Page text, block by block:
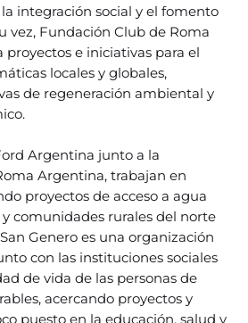
integración social y el fomento
vez, Fundación Club de Roma
e iniciativas para el
locales y globales,
de regeneración ambiental y
Argentina junto a la
Argentina, trabajan en
proyectos de acceso a agua
comunidades rurales del norte
Genero es una organización
con las instituciones sociales
de vida de las personas de
acercando proyectos y
puesto en la educación, salud y